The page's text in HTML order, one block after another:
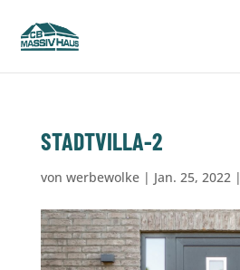
STADTVILLA-2
von werbewolke| Jan. 25, 2022|